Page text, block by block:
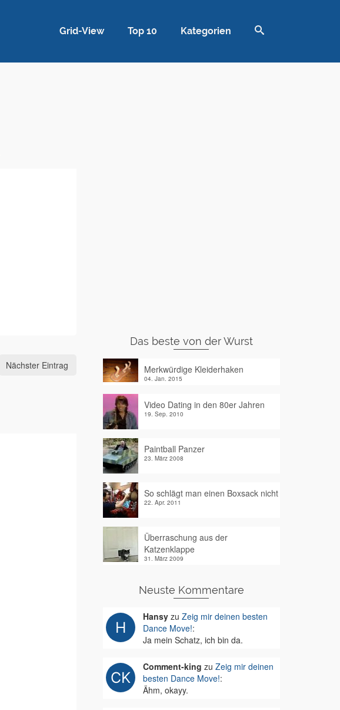
Grid-View Top 10 Kategorien
Nächster Eintrag
Das beste von der Wurst
Merkwürdige Kleiderhaken
04. Jan. 2015
Video Dating in den 80er Jahren
19. Sep. 2010
Paintball Panzer
23. März 2008
So schlägt man einen Boxsack nicht
22. Apr. 2011
Überraschung aus der
Katzenklappe
31. März 2009
Neuste Kommentare
Hansyzu Zeig mir deinen besten
Dance Move!:
Ja mein Schatz, ich bin da.
Comment-king zu Zeig mir deinen
besten Dance Move!:
Ähm, okayy.